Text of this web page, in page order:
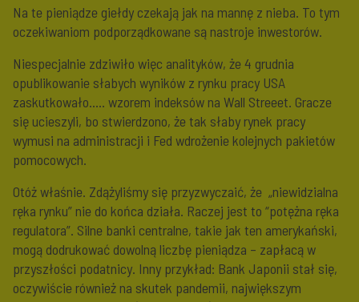
Na te pieniądze giełdy czekają jak na mannę z nieba. To tym
oczekiwaniom podporządkowane są nastroje inwestorów.
Niespecjalnie zdziwiło więc analityków, że 4 grudnia
opublikowanie słabych wyników z rynku pracy USA
zaskutkowało….. wzorem indeksów na Wall Streeet. Gracze
się ucieszyli, bo stwierdzono, że tak słaby rynek pracy
wymusi na administracji i Fed wdrożenie kolejnych pakietów
pomocowych.
Otóż właśnie. Zdążyliśmy się przyzwyczaić, że „niewidzialna
ręka rynku” nie do końca działa. Raczej jest to “potężna ręka
regulatora”. Silne banki centralne, takie jak ten amerykański,
mogą dodrukować dowolną liczbę pieniądza – zapłacą w
przyszłości podatnicy. Inny przykład: Bank Japonii stał się,
oczywiście również na skutek pandemii, największym